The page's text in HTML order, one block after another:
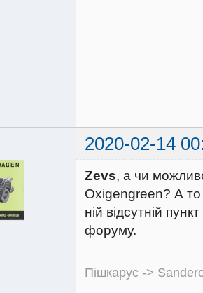
2020-02-14
Zevs, а чи
Oxigengreen? А
ній відсутній
форуму.
Пішкарус ->